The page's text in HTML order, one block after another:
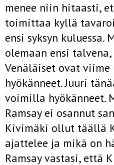
menee niin hitaasti,
toimittaa kyllä
ensi syksyn
olemaan ensi
Venäläiset ovat
hyökänneet. Juuri
voimilla hyökänneet.
Ramsay ei osannut
Kivimäki ollut täällä
ajattelee ja mikä on
Ramsay vastasi, että